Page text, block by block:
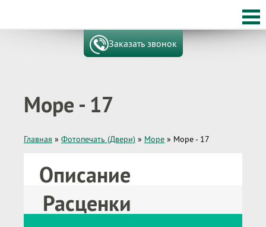
Заказать звонок
Море - 17
Главная » Фотопечать (Двери) » Море » Море - 17
Описание
Расценки